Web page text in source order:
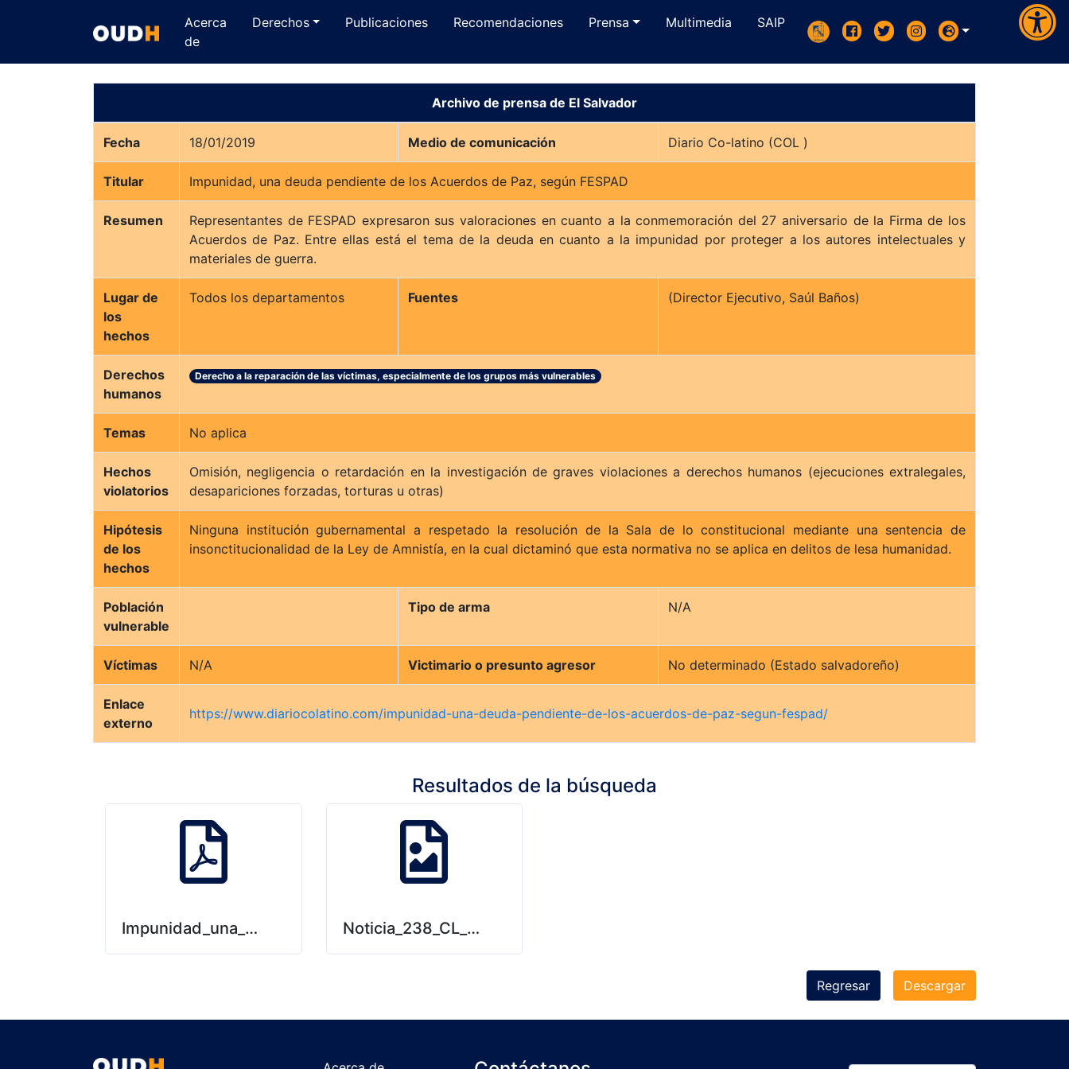
Acerca
de
Derechos Publicaciones Recomendaciones Prensa Multimedia SAIP
Archivo de prensa de El Salvador
Fecha 18/01/2019 Medio de comunicación Diario Co-latino (COL )
Titular Impunidad, una deuda pendiente de los Acuerdos de Paz, según FESPAD
Resumen
Representantes de FESPAD expresaron sus valoraciones en cuanto a la conmemoración del 27 aniversario de la Firma de los
Acuerdos de Paz. Entre ellas está el tema de la deuda en cuanto a la impunidad por proteger a los autores intelectuales y
materiales de guerra.
Lugar de
los
hechos
Todos los departamentos Fuentes (Director Ejecutivo, Saúl Baños)
Derechos
humanos
Derecho a la reparación de las víctimas, especialmente de los grupos más vulnerables
Temas No aplica
Hechos
violatorios
Omisión, negligencia o retardación en la investigación de graves violaciones a derechos humanos (ejecuciones extralegales,
desapariciones forzadas, torturas u otras)
Hipótesis
de los
hechos
Ninguna institución gubernamental a respetado la resolución de la Sala de lo constitucional mediante una sentencia de
insonctitucionalidad de la Ley de Amnistía, en la cual dictaminó que esta normativa no se aplica en delitos de lesa humanidad.
Población
vulnerable
Tipo de arma N/A
Víctimas N/A Victimario o presunto agresor No determinado (Estado salvadoreño)
Enlace
externo
https://www.diariocolatino.com/impunidad-una-deuda-pendiente-de-los-acuerdos-de-paz-segun-fespad/
Resultados de la búsqueda
Impunidad_una_deuda_pendiente_de_los_Acuerdos_de_Paz_según_FESPAD.pdf
Noticia_238_CL_23.jpg
Descargar
Regresar